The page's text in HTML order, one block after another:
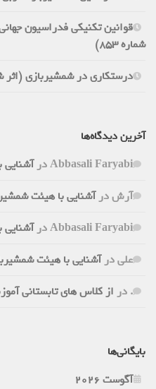
شماره 853)
درستکاری در شمشیربازی (اثر شماره
آخرین دیدگاه‌ها
Abbasali Faryabiدرآشنایی
آرشدرآشنایی با هیئت
Abbasali Faryabiدرآشنایی
علیدرآشنایی با هیئت
.دراز کلاس های تابستانی
بایگانی‌ها
آگوست 2026